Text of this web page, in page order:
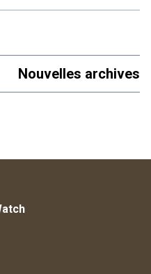
Nouvelles archives